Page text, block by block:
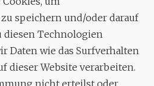
speichern und/oder darauf
diesen Technologien
Daten wie das Surfverhalten
dieser Website verarbeiten.
nicht erteilst oder
MUSIK
Leiter:
Trummer